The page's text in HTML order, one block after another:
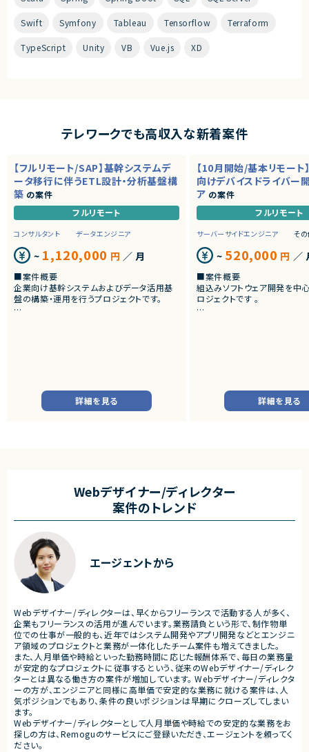
Swift Symfony Tableau Tensorflow Terraform
TypeScript Unity VB Vue.js XD
テレワークでも高収入な新着案件
【フルリモート/SAP】基幹システムデ
ータ移行に伴うETL設計・分析基盤構
築 の案件
フルリモート
コンサルタント データエンジニア
~ 1,120,000 円 ／ 月
■案件概要
企業向け基幹システムおよびデータ活用基
盤の構築・運用を行うプロジェクトです。
■業務内容
・SAP BWの既存データモデルおよび帳票出
び帳票出力基盤の構築
・各種データ検証、テスト対応
・周辺システムとのデータ連携設計および実
装支援
■その他補足
・フルリモート勤務 （初日のみ目黒へ出社）
詳細を見る
【10月開始/基本リモート
向けデバイスドライバー
ア の案件
フルリモート
サーバーサイドエンジニア そ
~ 520,000 円 ／
■案件概要
組込みソフトウェア開発を中
ロジェクトです 。
バーの開発
・ソフトウェア評価および不
■募集背景
・開発体制強化に伴う増員募
■担当工程
詳細を見る
Webデザイナー/ディレクター
案件のトレンド
エージェントから
Webデザイナー/ディレクターは、早くからフリーランスで活動する人が多く、
企業もフリーランスの活用が進んでいます。業務請負という形で、制作物単
位での仕事が一般的も、近年ではシステム開発やアプリ開発などとエンジニ
ア領域のプロジェクトと業務が一体化したチーム案件も増えてきました。
また、人月単価や時給といった勤務時間に応じた報酬体系で、毎日の業務量
が安定的なプロジェクトに従事するという、従来のWebデザイナー/ディレク
ターとは異なる働き方の案件が増加しています。 Webデザイナー/ディレクタ
ーの方が、エンジニアと同様に高単価で安定的な業務に就ける案件は、人
気ポジションでもあり、条件の良いポジションは早期にクローズしてしまい
ます。
Webデザイナー/ディレクターとして人月単価や時給での安定的な業務をお
探しの方は、Remoguのサービスにご登録いただき、エージェントを頼ってく
ださい。